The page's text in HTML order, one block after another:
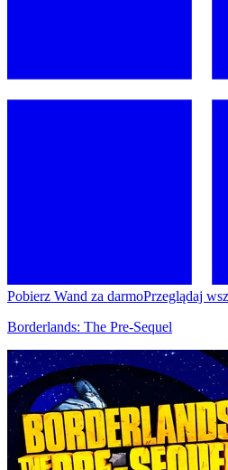
Pobierz Wand za darmoPrzeglądaj
Borderlands: The Pre-Sequel